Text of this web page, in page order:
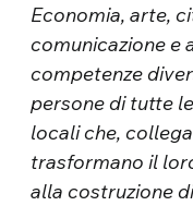
Economia, arte,
comunicazione e
competenze
persone di tutte
locali che,
trasformano il
alla costruzione